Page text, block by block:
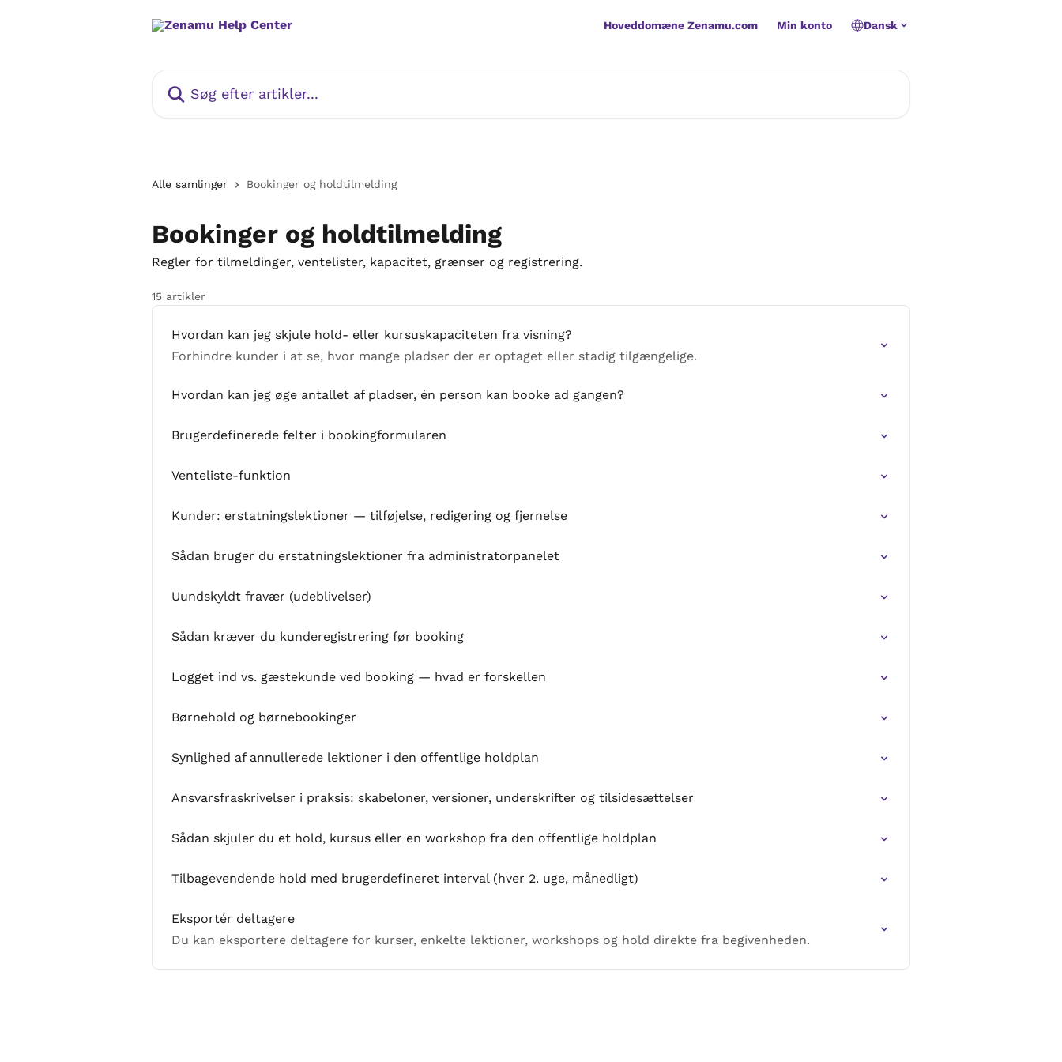
Hoveddomæne Zenamu.com Min konto Dansk
Alle samlinger Bookinger og holdtilmelding
Bookinger og holdtilmelding
Regler for tilmeldinger, ventelister, kapacitet, grænser og registrering.
15 artikler
Hvordan kan jeg skjule hold- eller kursuskapaciteten fra visning?
Forhindre kunder i at se, hvor mange pladser der er optaget eller stadig tilgængelige.
Hvordan kan jeg øge antallet af pladser, én person kan booke ad gangen?
Brugerdefinerede felter i bookingformularen
Venteliste-funktion
Kunder: erstatningslektioner — tilføjelse, redigering og fjernelse
Sådan bruger du erstatningslektioner fra administratorpanelet
Uundskyldt fravær (udeblivelser)
Sådan kræver du kunderegistrering før booking
Logget ind vs. gæstekunde ved booking — hvad er forskellen
Børnehold og børnebookinger
Synlighed af annullerede lektioner i den offentlige holdplan
Ansvarsfraskrivelser i praksis: skabeloner, versioner, underskrifter og tilsidesættelser
Sådan skjuler du et hold, kursus eller en workshop fra den offentlige holdplan
Tilbagevendende hold med brugerdefineret interval (hver 2. uge, månedligt)
Eksportér deltagere
Du kan eksportere deltagere for kurser, enkelte lektioner, workshops og hold direkte fra begivenheden.